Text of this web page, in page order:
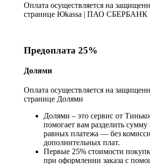
Оплата осуществляется на
странице Юkassa | ПАО СБЕРБАНК
Предоплата 25%
Долями
Оплата осуществляется на
странице Долями
Долями – это сервис от
помогает вам разделить
равных платежа — без
дополнительных плат.
Первые 25% стоимости
при оформлении заказа с